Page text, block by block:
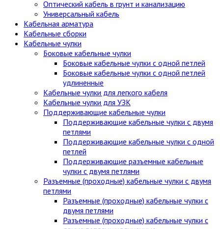
Оптический кабель в грунт и канализацию
Универсальный кабель
Кабельная арматура
Кабельные сборки
Кабельные чулки
Боковые кабельные чулки
Боковые кабельные чулки с одной петлей
Боковые кабельные чулки с одной петлей
удлиненные
Кабельные чулки для легкого кабеля
Кабельные чулки для УЗК
Поддерживающие кабельные чулки
Поддерживающие кабельные чулки с двумя
петлями
Поддерживающие кабельные чулки с одной
петлей
Поддерживающие разъемные кабельные
чулки с двумя петлями
Разъемные (проходные) кабельные чулки с двумя
петлями
Разъемные (проходные) кабельные чулки с
двумя петлями
Разъемные (проходные) кабельные чулки с